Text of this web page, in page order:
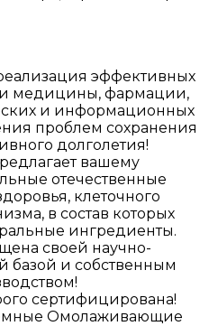
эффективных
медицины, фармации,
и информационных
проблем сохранения
долголетия!
вашему
отечественные
клеточного
в состав которых
ингредиенты.
своей научно-
базой и собственным
сертифицирована!
Омолаживающие